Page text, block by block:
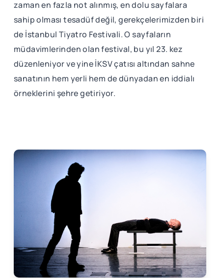
zaman en fazla not alınmış, en dolu sayfalara
sahip olması tesadüf değil, gerekçelerimizden biri
de İstanbul Tiyatro Festivali. O sayfaların
müdavimlerinden olan festival, bu yıl 23. kez
düzenleniyor ve yine İKSV çatısı altından sahne
sanatının hem yerli hem de dünyadan en iddialı
örneklerini şehre getiriyor.